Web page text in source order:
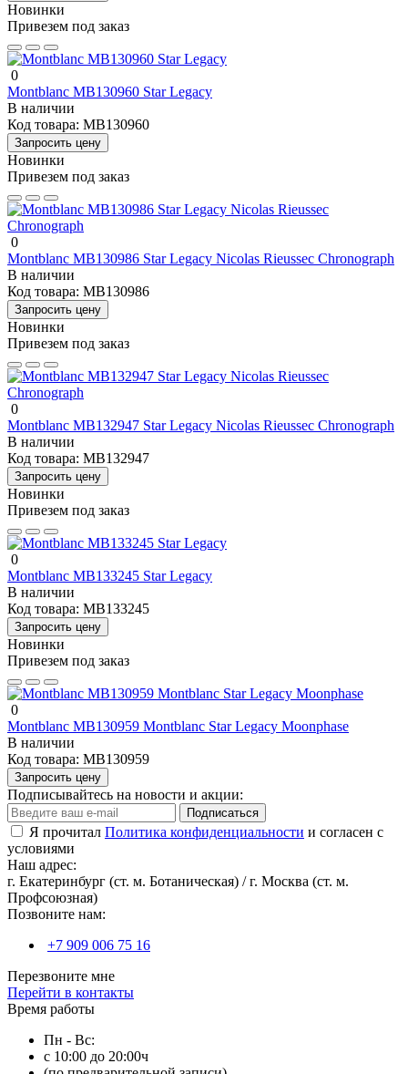
Новинки
Привезем под заказ
0
Montblanc MB130960 Star Legacy
В наличии
Код товара: MB130960
Запросить цену
Новинки
Привезем под заказ
0
Montblanc MB130986 Star Legacy Nicolas Rieussec Chronograph
В наличии
Код товара: MB130986
Запросить цену
Новинки
Привезем под заказ
0
Montblanc MB132947 Star Legacy Nicolas Rieussec Chronograph
В наличии
Код товара: MB132947
Запросить цену
Новинки
Привезем под заказ
0
Montblanc MB133245 Star Legacy
В наличии
Код товара: MB133245
Запросить цену
Новинки
Привезем под заказ
0
Montblanc MB130959 Montblanc Star Legacy Moonphase
В наличии
Код товара: MB130959
Запросить цену
Подписывайтесь на новости и акции:
Подписаться
Я прочитал Политика конфиденциальности и согласен с
условиями
Наш адрес:
г. Екатеринбург (ст. м. Ботаническая) / г. Москва (ст. м.
Профсоюзная)
Позвоните нам:
+7 909 006 75 16
Перезвоните мне
Перейти в контакты
Время работы
Пн - Вс:
с 10:00 до 20:00ч